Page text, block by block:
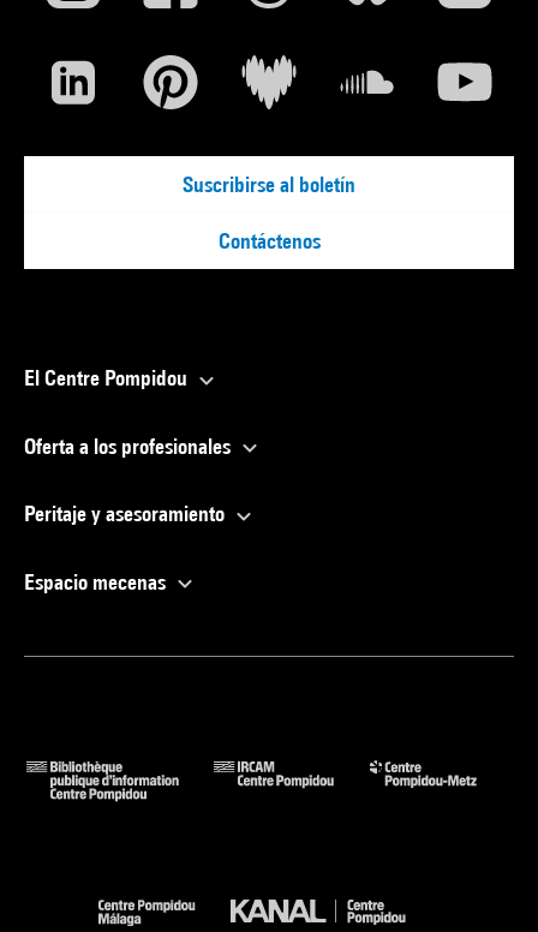
Suscribirse al boletín
Contáctenos
El Centre Pompidou
Oferta a los profesionales
Peritaje y asesoramiento
Espacio mecenas